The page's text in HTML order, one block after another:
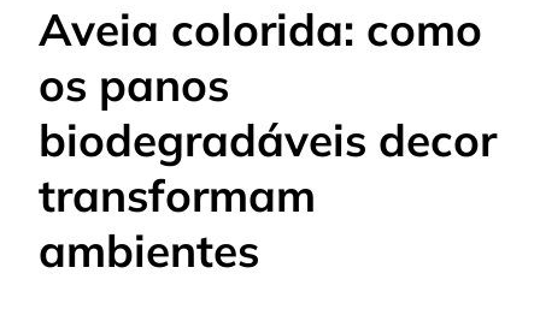
Aveia colorida: como
os panos
biodegradáveis decor
transformam
ambientes